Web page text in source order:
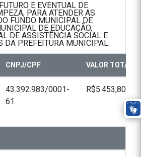
E EVENTUAL DE
PARA ATENDER AS
FUNDO MUNICIPAL DE
DE EDUCAÇÃO,
DE ASSISTÊNCIA SOCIAL E
DA PREFEITURA MUNICIPAL.
CNPJ/CPF VALOR TOTAL
43.392.983/0001-
61
R$5.453,80